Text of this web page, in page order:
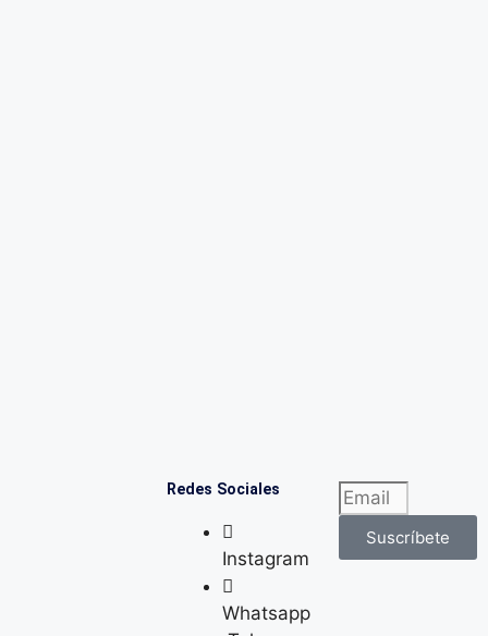
Redes Sociales
Instagram
Whatsapp
Suscríbete